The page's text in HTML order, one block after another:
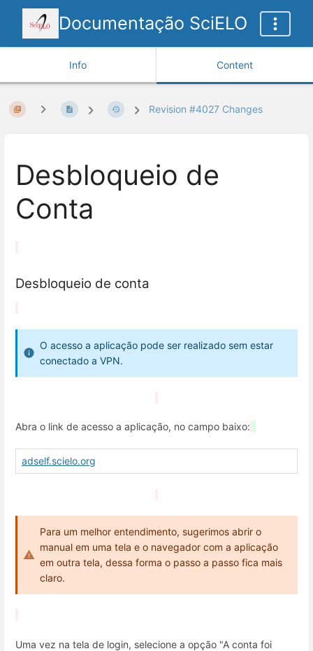
Documentação SciELO
Info Content
Revision #4027 Changes
Desbloqueio de
Conta
Desbloqueio de conta
O acesso a aplicação pode ser realizado sem estar
conectado a VPN.
Abra o link de acesso a aplicação, no campo baixo:
adself.scielo.org
Para um melhor entendimento, sugerimos abrir o
manual em uma tela e o navegador com a aplicação
em outra tela, dessa forma o passo a passo fica mais
claro.
Uma vez na tela de login, selecione a opção "A conta foi